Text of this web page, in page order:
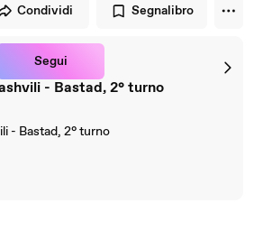
Condividi Segnalibro
Segui
- Bastad, 2° turno
- Bastad, 2° turno